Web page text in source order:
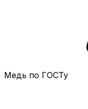
Медь по ГОСТу